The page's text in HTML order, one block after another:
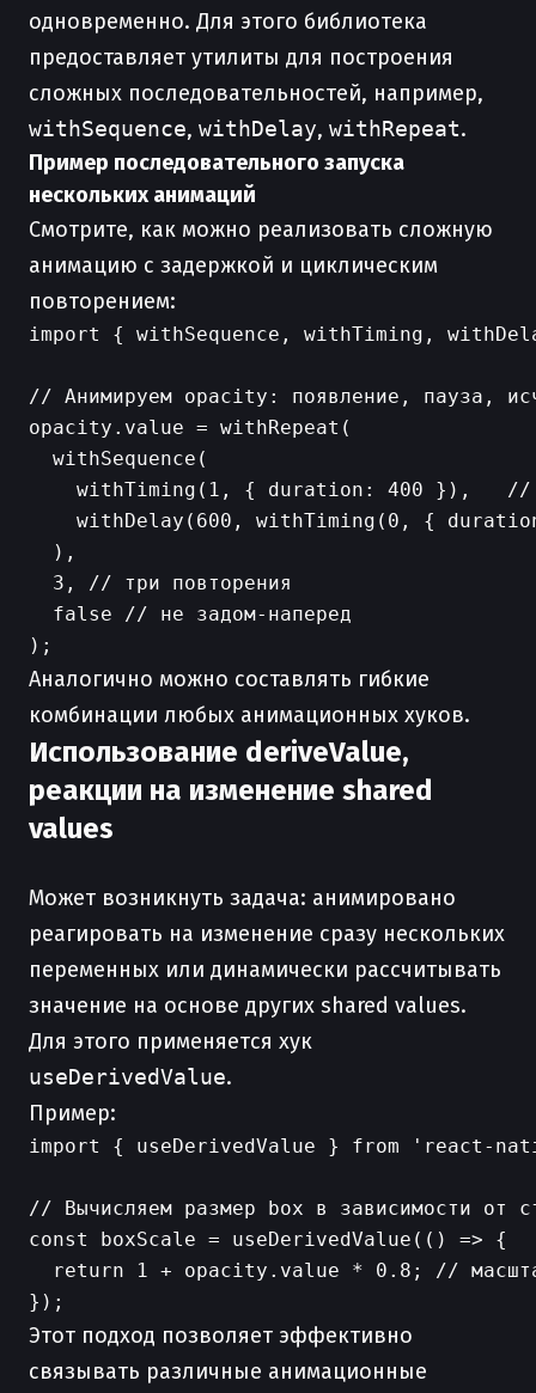
одновременно. Для этого библиотека
предоставляет утилиты для построения
сложных последовательностей, например,
withSequence, withDelay, withRepeat.
Пример последовательного запуска
нескольких анимаций
Смотрите, как можно реализовать сложную
анимацию с задержкой и циклическим
повторением:
import { withSequence, withTiming,
// Анимируем opacity: появление, пауза,
opacity.value = withRepeat(
  withSequence(
withTiming(1, { duration: 400 }),
withDelay(600, withTiming(0, {
  ),
  3, // три повторения
  false // не задом-наперед
Аналогично можно составлять гибкие
комбинации любых анимационных хуков.
Использование deriveValue,
реакции на изменение shared
values
Может возникнуть задача: анимировано
реагировать на изменение сразу нескольких
переменных или динамически рассчитывать
значение на основе других shared values.
Для этого применяется хук
useDerivedValue.
Пример:
import { useDerivedValue } from 'react-
// Вычисляем размер box в зависимости от
const boxScale = useDerivedValue(() => {
return 1 + opacity.value * 0.8; //
Этот подход позволяет эффективно
связывать различные анимационные